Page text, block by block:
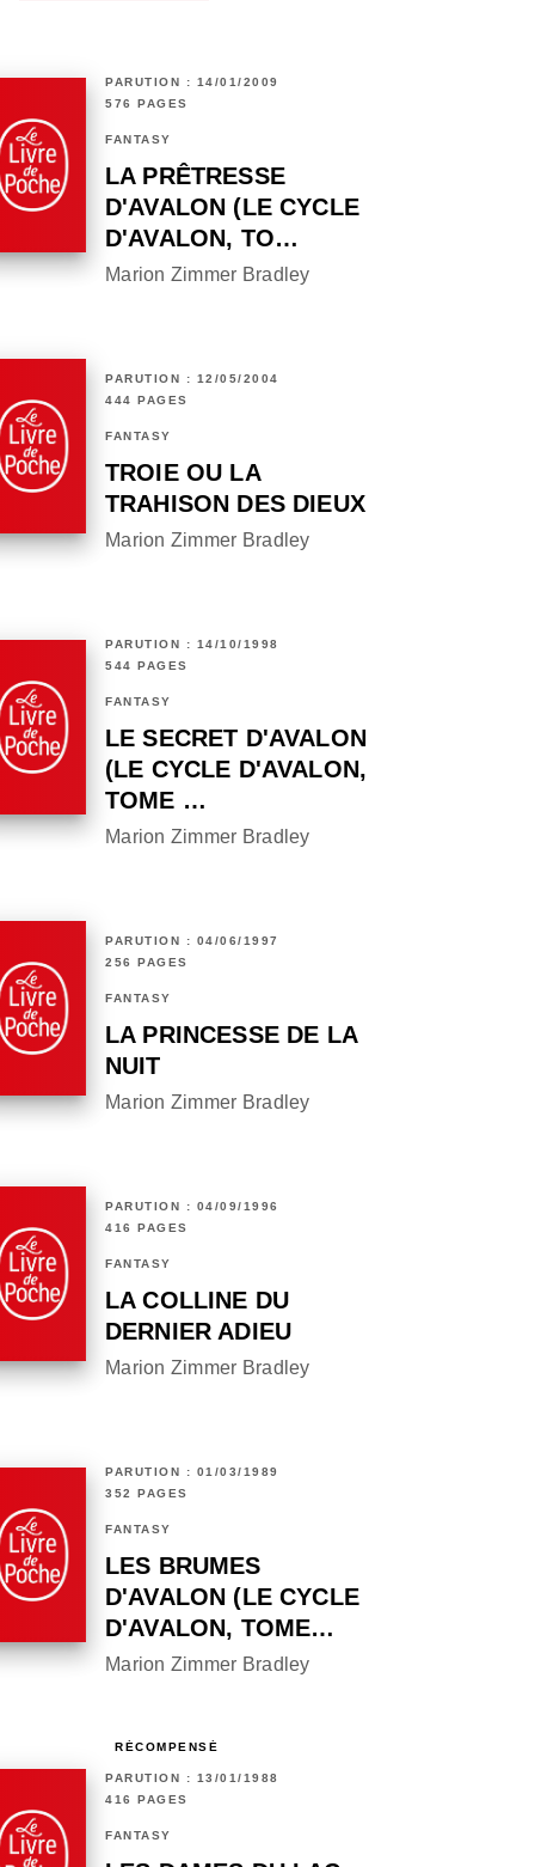
PARUTION : 14/01/2009
576 PAGES
FANTASY
LA PRÊTRESSE
D'AVALON (LE CYCLE
D'AVALON, TO…
Marion Zimmer Bradley
PARUTION : 12/05/2004
444 PAGES
FANTASY
TROIE OU LA
TRAHISON DES DIEUX
Marion Zimmer Bradley
PARUTION : 14/10/1998
544 PAGES
FANTASY
LE SECRET D'AVALON
(LE CYCLE D'AVALON,
TOME …
Marion Zimmer Bradley
PARUTION : 04/06/1997
256 PAGES
FANTASY
LA PRINCESSE DE LA
NUIT
Marion Zimmer Bradley
PARUTION : 04/09/1996
416 PAGES
FANTASY
LA COLLINE DU
DERNIER ADIEU
Marion Zimmer Bradley
PARUTION : 01/03/1989
352 PAGES
FANTASY
LES BRUMES
D'AVALON (LE CYCLE
D'AVALON, TOME…
Marion Zimmer Bradley
RÉCOMPENSÉ
PARUTION : 13/01/1988
416 PAGES
FANTASY